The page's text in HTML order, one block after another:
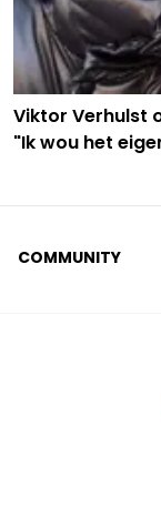
Viktor Verhulst
"Ik wou het
COMMUNITY